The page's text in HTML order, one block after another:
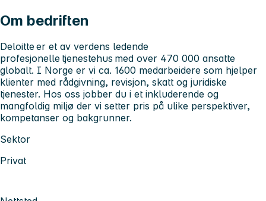
Om bedriften
Deloitteer et av verdens ledende
profesjonelle tjenestehus med over 470 000 ansatte
globalt. I Norge er vi ca. 1600 medarbeidere som hjelper
klienter med rådgivning, revisjon, skatt og juridiske
tjenester. Hos oss jobber du i et inkluderende og
mangfoldig miljø der vi setter pris på ulike perspektiver,
kompetanser og bakgrunner.
Sektor
Privat